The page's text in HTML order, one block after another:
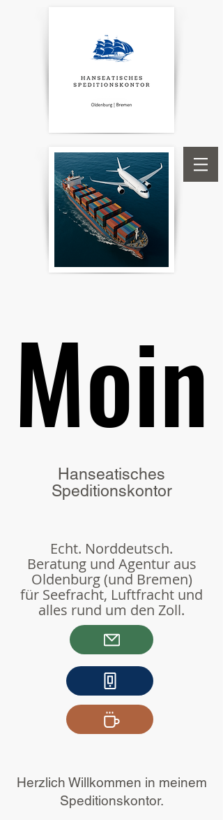
Moin
Moin
Hanseatisches
Speditionskontor
Echt. Norddeutsch.
Beratung und Agentur aus
Oldenburg (und Bremen)
für Seefracht, Luftfracht und
alles rund um den Zoll.
Herzlich Willkommen in meinem
Speditionskontor.